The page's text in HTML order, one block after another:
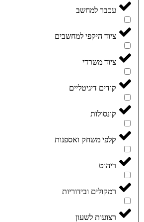
עכבר למחשב
ציוד היקפי למחשבים
ציוד משרדי
קודים דיגיטליים
קונסולות
קלפי משחק ואספנות
ריהוט
רמקולים ובידוריות
רצועות לשעון